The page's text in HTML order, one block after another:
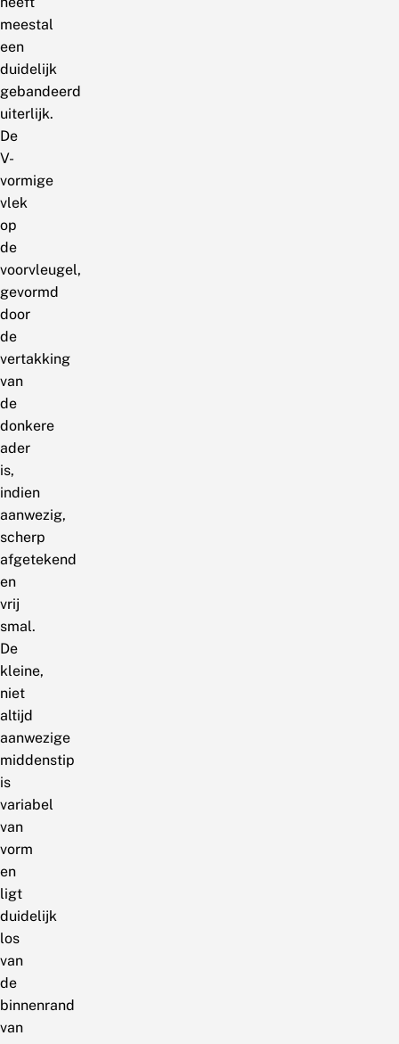
meestal
een
duidelijk
gebandeerd
uiterlijk.
De
V-
vormige
vlek
op
de
voorvleugel,
gevormd
door
de
vertakking
van
de
donkere
ader
is,
indien
aanwezig,
scherp
afgetekend
en
vrij
smal.
De
kleine,
niet
altijd
aanwezige
middenstip
is
variabel
van
vorm
en
ligt
duidelijk
los
van
de
binnenrand
van